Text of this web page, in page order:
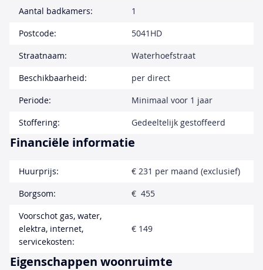
Aantal badkamers:
1
Postcode:
5041HD
Straatnaam:
Waterhoefstraat
Beschikbaarheid:
per direct
Periode:
Minimaal voor 1 jaar
Stoffering:
Gedeeltelijk gestoffeerd
Financiële informatie
Huurprijs:
€ 231 per maand (exclusief)
Borgsom:
€ 455
Voorschot gas, water,
elektra, internet,
servicekosten:
€ 149
Eigenschappen woonruimte